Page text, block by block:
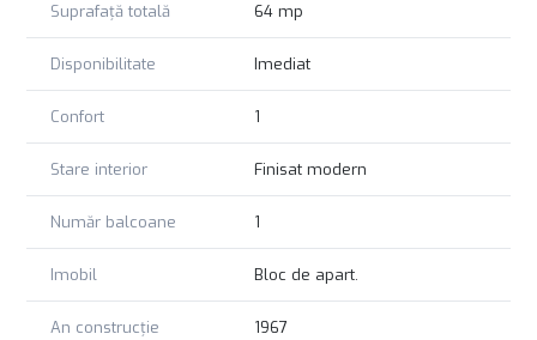
Suprafață totală 64 mp
Disponibilitate Imediat
Confort 1
Stare interior Finisat modern
Număr balcoane 1
Imobil Bloc de apart.
An construcție 1967